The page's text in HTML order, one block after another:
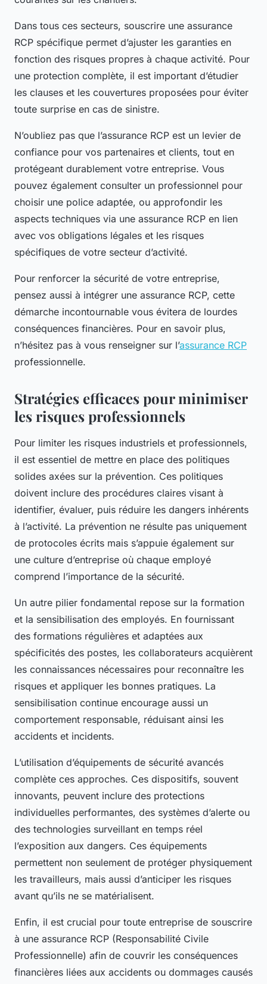
Dans tous ces secteurs, souscrire une assurance
RCP spécifique permet d’ajuster les garanties en
fonction des risques propres à chaque activité. Pour
une protection complète, il est important d’étudier
les clauses et les couvertures proposées pour éviter
toute surprise en cas de sinistre.
N’oubliez pas que l’assurance RCP est un levier de
confiance pour vos partenaires et clients, tout en
protégeant durablement votre entreprise. Vous
pouvez également consulter un professionnel pour
choisir une police adaptée, ou approfondir les
aspects techniques via une assurance RCP en lien
avec vos obligations légales et les risques
spécifiques de votre secteur d’activité.
Pour renforcer la sécurité de votre entreprise,
pensez aussi à intégrer une assurance RCP, cette
démarche incontournable vous évitera de lourdes
conséquences financières. Pour en savoir plus,
n’hésitez pas à vous renseigner sur l’assurance RCP
professionnelle.
Stratégies efficaces pour minimiser
les risques professionnels
Pour limiter les risques industriels et professionnels,
il est essentiel de mettre en place des politiques
solides axées sur la prévention. Ces politiques
doivent inclure des procédures claires visant à
identifier, évaluer, puis réduire les dangers inhérents
à l’activité. La prévention ne résulte pas uniquement
de protocoles écrits mais s’appuie également sur
une culture d’entreprise où chaque employé
comprend l’importance de la sécurité.
Un autre pilier fondamental repose sur la formation
et la sensibilisation des employés. En fournissant
des formations régulières et adaptées aux
spécificités des postes, les collaborateurs acquièrent
les connaissances nécessaires pour reconnaître les
risques et appliquer les bonnes pratiques. La
sensibilisation continue encourage aussi un
comportement responsable, réduisant ainsi les
accidents et incidents.
L’utilisation d’équipements de sécurité avancés
complète ces approches. Ces dispositifs, souvent
innovants, peuvent inclure des protections
individuelles performantes, des systèmes d’alerte ou
des technologies surveillant en temps réel
l’exposition aux dangers. Ces équipements
permettent non seulement de protéger physiquement
les travailleurs, mais aussi d’anticiper les risques
avant qu’ils ne se matérialisent.
Enfin, il est crucial pour toute entreprise de souscrire
à une assurance RCP (Responsabilité Civile
Professionnelle) afin de couvrir les conséquences
financières liées aux accidents ou dommages causés